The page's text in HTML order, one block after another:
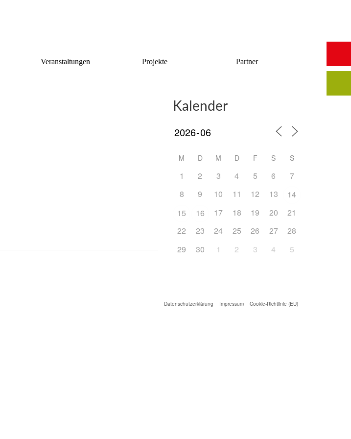
Veranstaltungen Projekte Partner
Kalender
M D M D F S S
1 2 3 4 5 6
7
8
9 10 11 12 13
14
15
16 17 18 19 20
21
22
23 24 25 26 27
28
29
30 1 2 3 4 5
Datenschutzerklärung Impressum Cookie-Richtlinie (EU)